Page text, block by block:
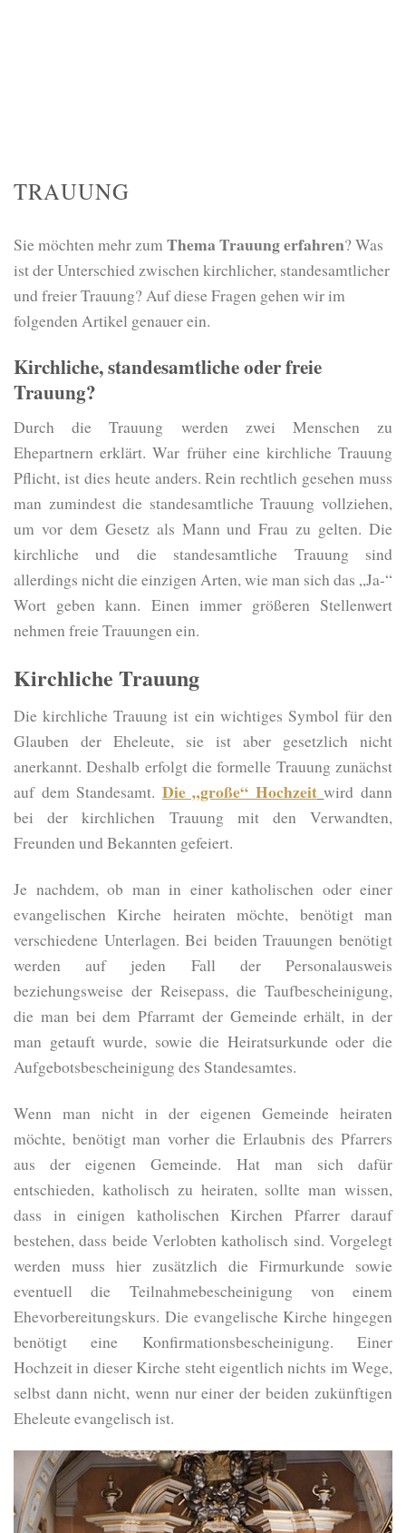
TRAUUNG
Sie möchten mehr zumThema Trauung erfahren? Was
ist der Unterschied zwischen kirchlicher, standesamtlicher
und freier Trauung? Auf diese Fragen gehen wir im
folgenden Artikel genauer ein.
Kirchliche, standesamtliche oder freie
Trauung?
Durch die Trauung werden zwei Menschen zu
Ehepartnern erklärt. War früher eine kirchliche Trauung
Pflicht, ist dies heute anders. Rein rechtlich gesehen muss
man zumindest die standesamtliche Trauung vollziehen,
um vor dem Gesetz als Mann und Frau zu gelten. Die
kirchliche und die standesamtliche Trauung sind
allerdings nicht die einzigen Arten, wie man sich das „Ja-“
Wort geben kann. Einen immer größeren Stellenwert
nehmen freie Trauungen ein.
Kirchliche Trauung
Die kirchliche Trauung ist ein wichtiges Symbol für den
Glauben der Eheleute, sie ist aber gesetzlich nicht
anerkannt. Deshalb erfolgt die formelle Trauung zunächst
auf dem Standesamt. Die „große“ Hochzeit wird dann
bei der kirchlichen Trauung mit den Verwandten,
Freunden und Bekannten gefeiert.
Je nachdem, ob man in einer katholischen oder einer
evangelischen Kirche heiraten möchte, benötigt man
verschiedene Unterlagen. Bei beiden Trauungen benötigt
werden auf jeden Fall der Personalausweis
beziehungsweise der Reisepass, die Taufbescheinigung,
die man bei dem Pfarramt der Gemeinde erhält, in der
man getauft wurde, sowie die Heiratsurkunde oder die
Aufgebotsbescheinigung des Standesamtes.
Wenn man nicht in der eigenen Gemeinde heiraten
möchte, benötigt man vorher die Erlaubnis des Pfarrers
aus der eigenen Gemeinde. Hat man sich dafür
entschieden, katholisch zu heiraten, sollte man wissen,
dass in einigen katholischen Kirchen Pfarrer darauf
bestehen, dass beide Verlobten katholisch sind. Vorgelegt
werden muss hier zusätzlich die Firmurkunde sowie
eventuell die Teilnahmebescheinigung von einem
Ehevorbereitungskurs. Die evangelische Kirche hingegen
benötigt eine Konfirmationsbescheinigung. Einer
Hochzeit in dieser Kirche steht eigentlich nichts im Wege,
selbst dann nicht, wenn nur einer der beiden zukünftigen
Eheleute evangelisch ist.